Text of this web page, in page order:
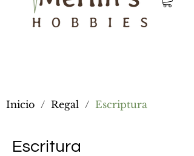
Inicio / Regal / Escriptura
Escritura